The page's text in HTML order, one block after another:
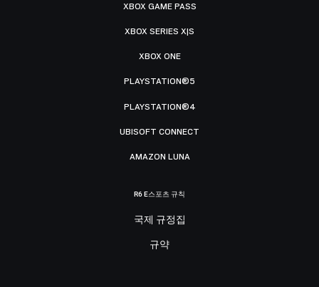
XBOX GAME PASS
XBOX SERIES X|S
XBOX ONE
PLAYSTATION®5
PLAYSTATION®4
UBISOFT CONNECT
AMAZON LUNA
R6 E스포츠 규칙
국제 규정집
규약